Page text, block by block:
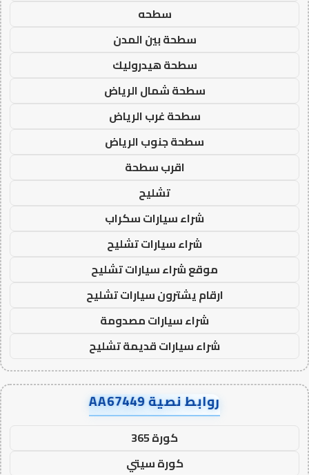
سطحه
سطحة بين المدن
سطحة هيدروليك
سطحة شمال الرياض
سطحة غرب الرياض
سطحة جنوب الرياض
اقرب سطحة
تشليح
شراء سيارات سكراب
شراء سيارات تشليح
موقع شراء سيارات تشليح
ارقام يشترون سيارات تشليح
شراء سيارات مصدومة
شراء سيارات قديمة تشليح
روابط نصية AA67449
كورة 365
كورة سيتي